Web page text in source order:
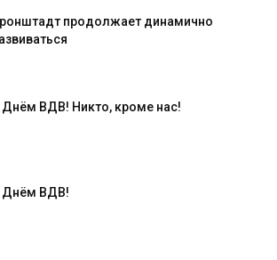
продолжает динамично
Днём ВДВ! Никто, кроме нас!
Днём ВДВ!